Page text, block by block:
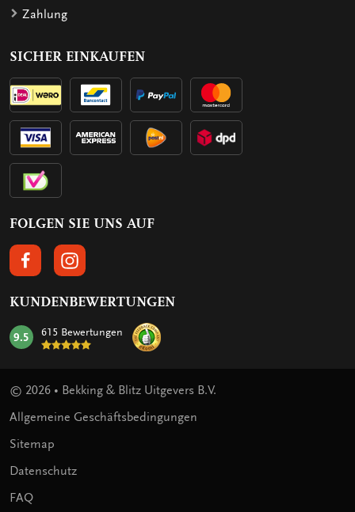
Zahlung
SICHER EINKAUFEN
FOLGEN SIE UNS AUF
FOLGEN SIE UNS AUF FACEBOOK
FOLGEN SIE UNS AUF INSTAGRAM
KUNDENBEWERTUNGEN
mark:
9.5 615 Bewertungen
© 2026 • Bekking & Blitz Uitgevers B.V.
Allgemeine Geschäftsbedingungen
Sitemap
Datenschutz
FAQ